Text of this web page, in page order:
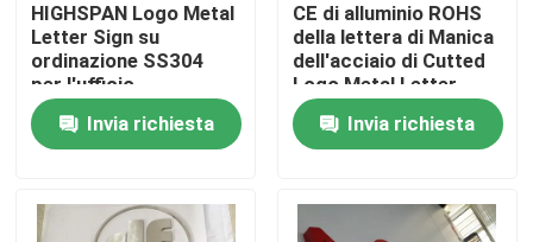
Richieda una citazione
segno della lettera 3d
HIGHSPAN Logo Metal
Letter Sign su
ordinazione SS304
per l'ufficio
Invia richiesta
CE di alluminio ROHS
della lettera di Manica
dell'acciaio di Cutted
Logo Metal Letter
Sign Stainless
Invia richiesta